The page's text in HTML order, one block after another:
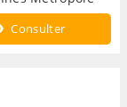
Consulter